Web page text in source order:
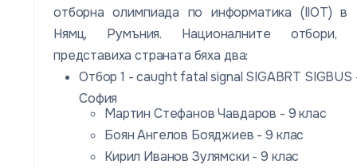
отборна олимпиада по информатика (IIOT) в
Нямц, Румъния. Националните отбори,
представиха страната бяха два:
Отбор 1 - caught fatal signal SIGABRT SIGBUS
София
Мартин Стефанов Чавдаров - 9 клас
Боян Ангелов Бояджиев - 9 клас
Кирил Иванов Зулямски - 9 клас